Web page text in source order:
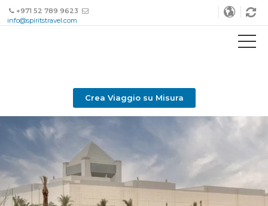
+971 52 789 9623
info@spiritstravel.com
Crea Viaggio su Misura